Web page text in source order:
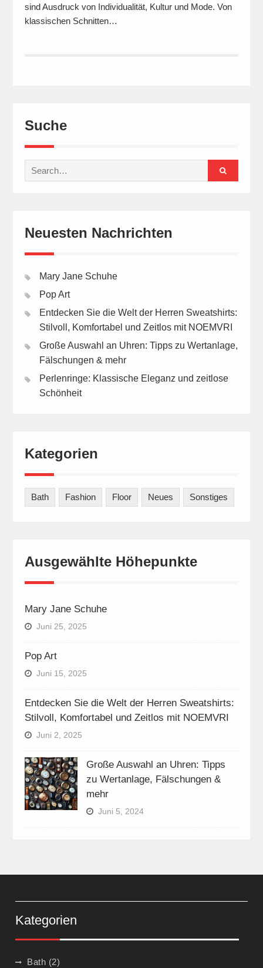
sind Ausdruck von Individualität, Kultur und Mode. Von
klassischen Schnitten…
Suche
Search
for:
Neuesten Nachrichten
Mary Jane Schuhe
Pop Art
Entdecken Sie die Welt der Herren Sweatshirts:
Stilvoll, Komfortabel und Zeitlos mit NOEMVRI
Große Auswahl an Uhren: Tipps zu Wertanlage,
Fälschungen & mehr
Perlenringe: Klassische Eleganz und zeitlose
Schönheit
Kategorien
Bath Fashion Floor Neues Sonstiges
Ausgewählte Höhepunkte
Mary Jane Schuhe
Juni 25, 2025
Pop Art
Juni 15, 2025
Entdecken Sie die Welt der Herren Sweatshirts:
Stilvoll, Komfortabel und Zeitlos mit NOEMVRI
Juni 2, 2025
Große Auswahl an Uhren: Tipps
zu Wertanlage, Fälschungen &
mehr
Juni 5, 2024
Kategorien
Bath (2)